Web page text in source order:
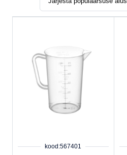
kood:567401